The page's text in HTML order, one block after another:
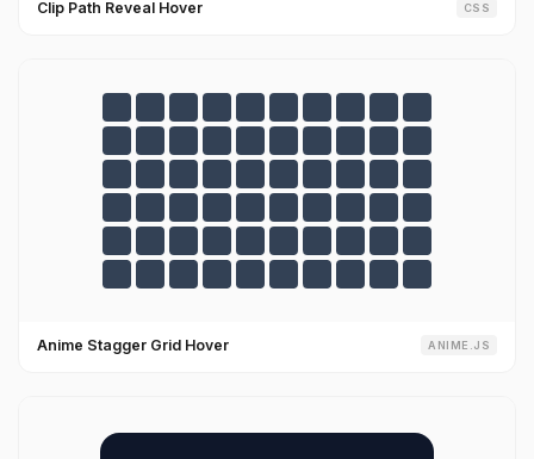
Clip Path Reveal Hover CSS
Anime Stagger Grid Hover ANIME.JS